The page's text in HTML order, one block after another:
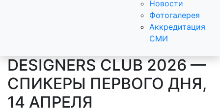
Новости
Фотогалерея
Аккредитация
СМИ
DESIGNERS CLUB 2026 —
СПИКЕРЫ ПЕРВОГО ДНЯ,
14 АПРЕЛЯ